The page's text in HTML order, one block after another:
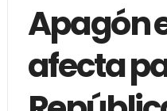
Apagón
afecta